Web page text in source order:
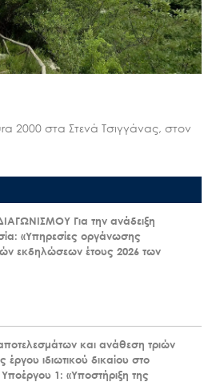
2000 στα Στενά Τσιγγάνας, στον
Για την ανάδειξη
«Υπηρεσίες οργάνωσης
εκδηλώσεων έτους 2026 των
και ανάθεση τριών
ιδιωτικού δικαίου στο
1: «Υποστήριξη της